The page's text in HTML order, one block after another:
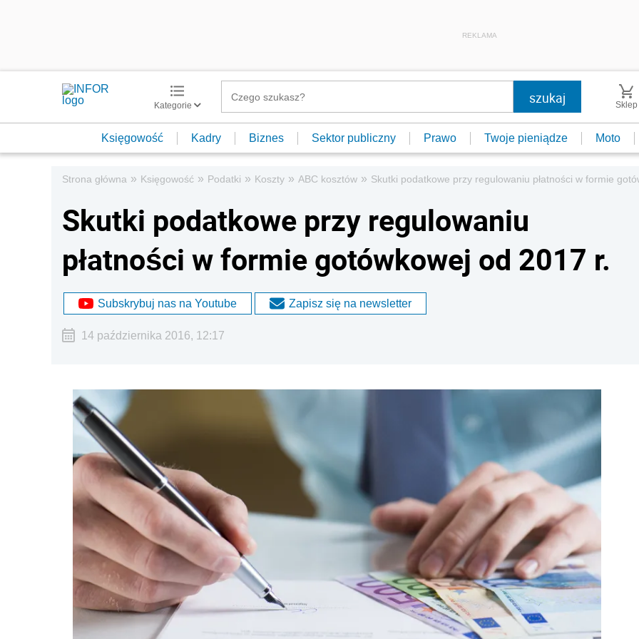
REKLAMA
Kategorie Sklep
Księgowość Kadry Biznes Sektor publiczny Prawo Twoje pieniądze Moto
Strona główna » Księgowość » Podatki » Koszty » ABC kosztów » Skutki podatkowe przy regulowaniu płatności w formie
Skutki podatkowe przy regulowaniu
płatności w formie gotówkowej od 2017 r.
Subskrybuj nas na Youtube Zapisz się na newsletter
14 października 2016, 12:17